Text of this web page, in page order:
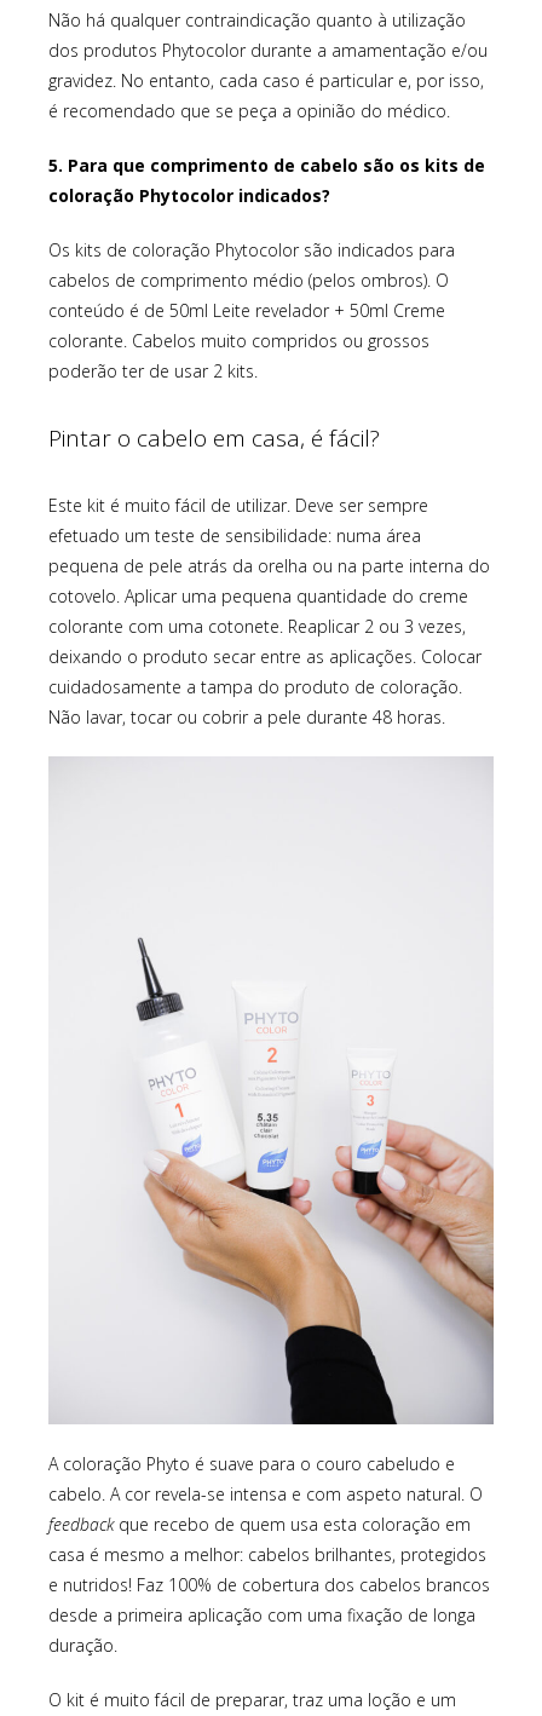
Não há qualquer contraindicação quanto à utilização
dos produtos Phytocolor durante a amamentação e/ou
gravidez. No entanto, cada caso é particular e, por isso,
é recomendado que se peça a opinião do médico.
5. Para que comprimento de cabelo são os kits de
coloração Phytocolor indicados?
Os kits de coloração Phytocolor são indicados para
cabelos de comprimento médio (pelos ombros). O
conteúdo é de 50ml Leite revelador + 50ml Creme
colorante. Cabelos muito compridos ou grossos
poderão ter de usar 2 kits.
Pintar o cabelo em casa, é fácil?
Este kit é muito fácil de utilizar. Deve ser sempre
efetuado um teste de sensibilidade: numa área
pequena de pele atrás da orelha ou na parte interna do
cotovelo. Aplicar uma pequena quantidade do creme
colorante com uma cotonete. Reaplicar 2 ou 3 vezes,
deixando o produto secar entre as aplicações. Colocar
cuidadosamente a tampa do produto de coloração.
Não lavar, tocar ou cobrir a pele durante 48 horas.
A coloração Phyto é suave para o couro cabeludo e
cabelo. A cor revela-se intensa e com aspeto natural. O
feedbackque recebo de quem usa esta coloração em
casa é mesmo a melhor: cabelos brilhantes, protegidos
e nutridos! Faz 100% de cobertura dos cabelos brancos
desde a primeira aplicação com uma fixação de longa
duração.
O kit é muito fácil de preparar, traz uma loção e um